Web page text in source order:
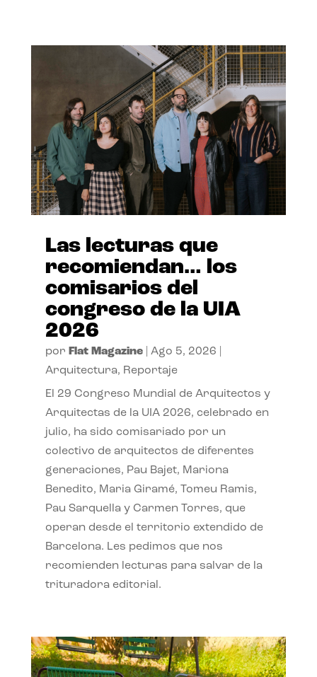
Las lecturas que
recomiendan… los
comisarios del
congreso de la UIA
2026
por Flat Magazine| Ago 5, 2026
Arquitectura, Reportaje
El 29 Congreso Mundial de Arquitectos y
Arquitectas de la UIA 2026, celebrado en
julio, ha sido comisariado por un
colectivo de arquitectos de diferentes
generaciones, Pau Bajet, Mariona
Benedito, Maria Giramé, Tomeu Ramis,
Pau Sarquella y Carmen Torres, que
operan desde el territorio extendido de
Barcelona. Les pedimos que nos
recomienden lecturas para salvar de la
trituradora editorial.